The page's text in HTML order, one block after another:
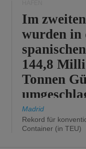
Im
wurden in
144,8
Tonnen
%).
Madrid
Rekord für
Container (in TEU)